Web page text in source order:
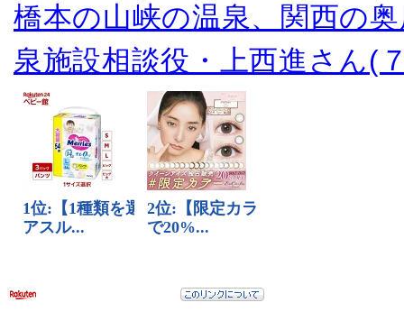
橋本の山峡の温泉、関西の
泉施設相談役・上西進さん(